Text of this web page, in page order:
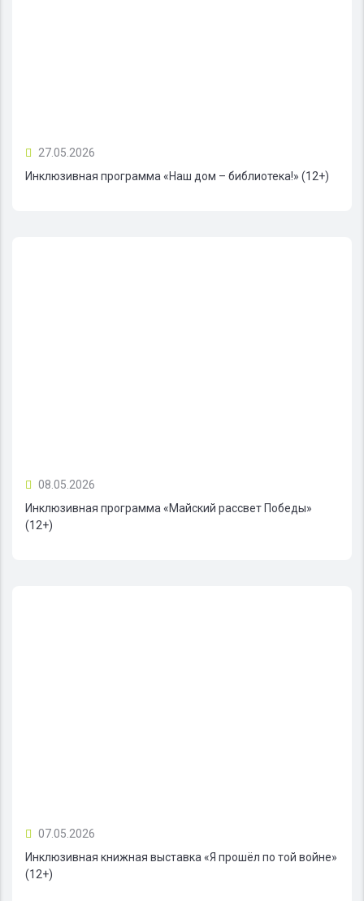
27.05.2026
Инклюзивная программа «Наш дом – библиотека!» (12+)
08.05.2026
Инклюзивная программа «Майский рассвет Победы»
(12+)
07.05.2026
Инклюзивная книжная выставка «Я прошёл по той войне»
(12+)